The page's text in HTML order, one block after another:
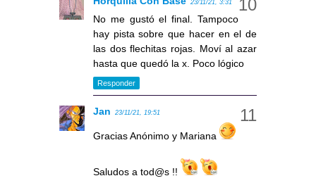
23/11/21, 3:31
No me gustó el final. Tampoco
hay pista sobre que hacer en el de
las dos flechitas rojas. Moví al azar
hasta que quedó la x. Poco lógico
Responder
Jan 23/11/21, 19:51
Gracias Anónimo y Mariana
Saludos a tod@s !!